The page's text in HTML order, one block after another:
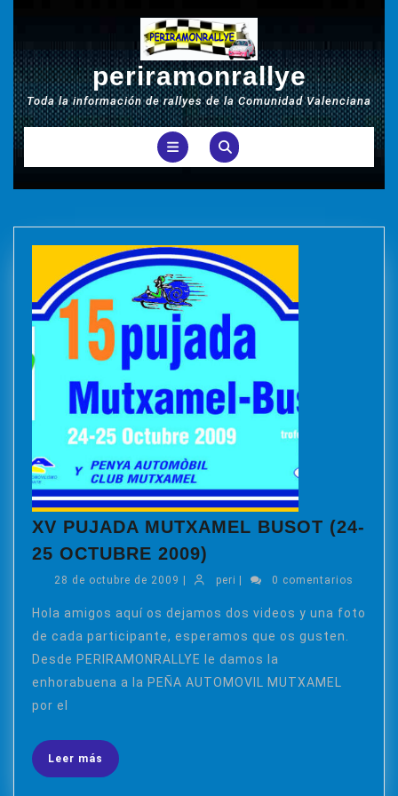
periramonrallye
Toda la información de rallyes de la Comunidad Valenciana
Botón
de
apertura
XV PUJADA MUTXAMEL BUSOT (24-
25 OCTUBRE 2009)
MUTXAMEL
BUSOT
(24-
25
OCTUBRE
28 de octubre de 2009 28
octubre
2009
peri peri 0 comentarios
Hola amigos aquí os dejamos dos videos y una foto
de cada participante, esperamos que os gusten.
Desde PERIRAMONRALLYE le damos la
enhorabuena a la PEÑA AUTOMOVIL MUTXAMEL
por el
Leer más Leer
más